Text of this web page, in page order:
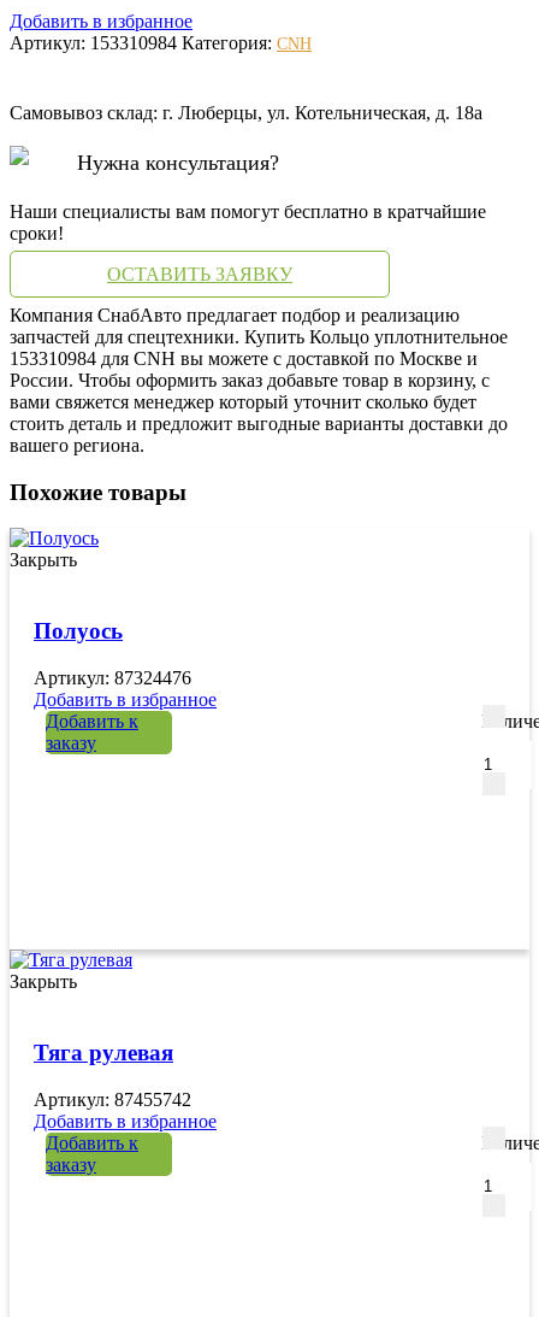
Добавить в избранное
Артикул: 153310984 Категория: CNH
Самовывоз склад: г. Люберцы, ул. Котельническая, д. 18а
Нужна консультация?
Наши специалисты вам помогут бесплатно в кратчайшие
сроки!
ОСТАВИТЬ ЗАЯВКУ
Компания СнабАвто предлагает подбор и реализацию
запчастей для спецтехники. Купить Кольцо уплотнительное
153310984 для CNH вы можете с доставкой по Москве и
России. Чтобы оформить заказ добавьте товар в корзину, с
вами свяжется менеджер который уточнит сколько будет
стоить деталь и предложит выгодные варианты доставки до
вашего региона.
Похожие товары
Закрыть
Полуось
Артикул: 87324476
Добавить в избранное
Добавить к
заказу
Закрыть
Тяга рулевая
Артикул: 87455742
Добавить в избранное
Добавить к
заказу